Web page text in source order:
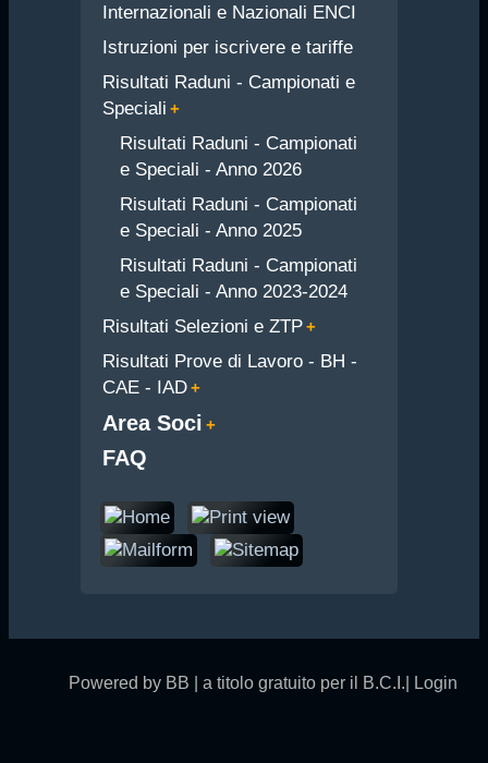
Internazionali e Nazionali ENCI
Istruzioni per iscrivere e tariffe
Risultati Raduni - Campionati e
Speciali
Risultati Raduni - Campionati
e Speciali - Anno 2026
Risultati Raduni - Campionati
e Speciali - Anno 2025
Risultati Raduni - Campionati
e Speciali - Anno 2023-2024
Risultati Selezioni e ZTP
Risultati Prove di Lavoro - BH -
CAE - IAD
Area Soci
FAQ
Powered by BB | a titolo gratuito per il B.C.I.| Login